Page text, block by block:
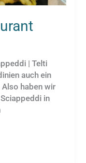
| Telti
auch ein
haben wir
in